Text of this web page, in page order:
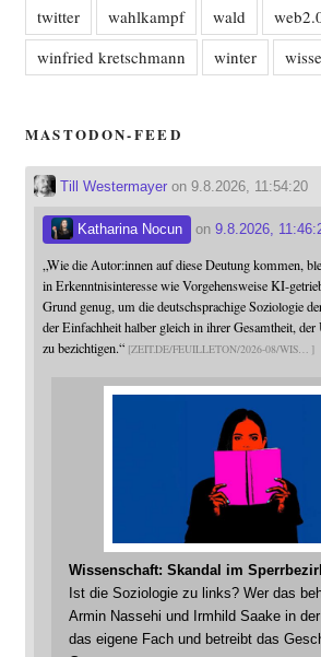
twitter wahlkampf wald
winfried kretschmann
winter
MASTODON-FEED
Till Westermayeron 9.8.2026, 11:54:20
Katharina Nocun on 9.8.2026,
„Wie die Autor:innen auf diese Deutung kommen,
in Erkenntnisinteresse wie Vorgehensweise KI-
Grund genug, um die deutschsprachige Soziologie
der Einfachheit halber gleich in ihrer Gesamtheit,
zu bezichtigen.“ ZEIT.DE/FEUILLETON/2026-08/WIS
Wissenschaft: Skandal im
Ist die Soziologie zu links? Wer das
Armin Nassehi und Irmhild Saake in
das eigene Fach und betreibt das